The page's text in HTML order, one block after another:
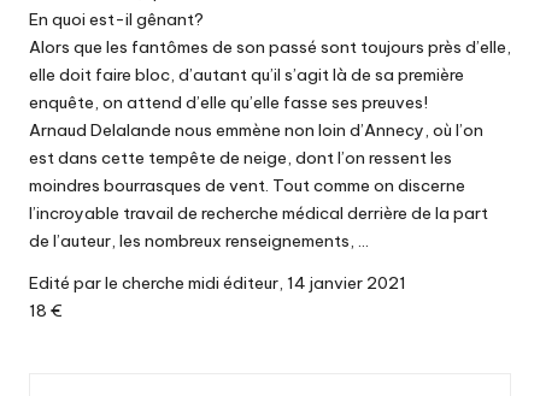
En quoi est-il gênant?
Alors que les fantômes de son passé sont toujours près d’elle,
elle doit faire bloc, d’autant qu’il s’agit là de sa première
enquête, on attend d’elle qu’elle fasse ses preuves!
Arnaud Delalande nous emmène non loin d’Annecy, où l’on
est dans cette tempête de neige, dont l’on ressent les
moindres bourrasques de vent. Tout comme on discerne
l’incroyable travail de recherche médical derrière de la part
de l’auteur, les nombreux renseignements, …
Edité par le cherche midi éditeur, 14 janvier 2021
18 €